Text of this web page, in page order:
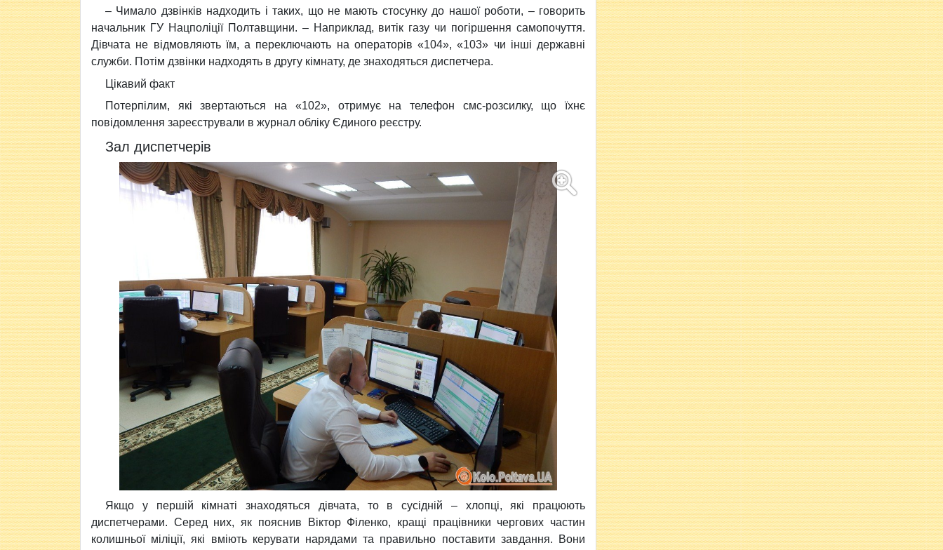
– Чимало дзвінків надходить і таких, що не мають стосунку до нашої роботи, – говорить
начальник ГУ Нацполіції Полтавщини. – Наприклад, витік газу чи погіршення самопочуття.
Дівчата не відмовляють їм, а переключають на операторів «104», «103» чи інші державні
служби. Потім дзвінки надходять в другу кімнату, де знаходяться диспетчера.
Цікавий факт
Потерпілим, які звертаються на «102», отримує на телефон смс-розсилку, що їхнє
повідомлення зареєстрували в журнал обліку Єдиного реєстру.
Зал диспетчерів
Якщо у першій кімнаті знаходяться дівчата, то в сусідній – хлопці, які працюють
диспетчерами. Серед них, як пояснив Віктор Філенко, кращі працівники чергових частин
колишньої міліції, які вміють керувати нарядами та правильно поставити завдання. Вони